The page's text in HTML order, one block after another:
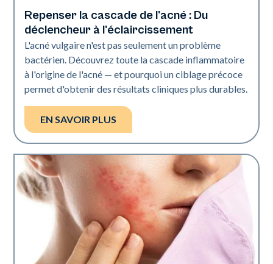
Santé de la peau
Repenser la cascade de l'acné : Du
déclencheur à l'éclaircissement
L'acné vulgaire n'est pas seulement un problème
bactérien. Découvrez toute la cascade inflammatoire
à l'origine de l'acné — et pourquoi un ciblage précoce
permet d'obtenir des résultats cliniques plus durables.
EN SAVOIR PLUS